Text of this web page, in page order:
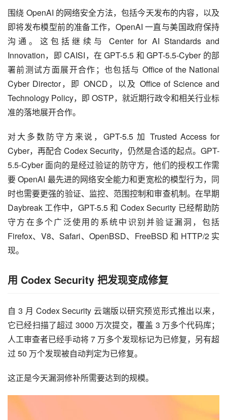
围绕 OpenAI 的网络安全方法，包括今天发布的内容，以及
即将发布模型前的准备工作，OpenAI 一直与美国政府保持
沟通。这包括继续与 Center for AI Standards and
Innovation，即 CAISI，在 GPT-5.5 和 GPT-5.5-Cyber 的部
署前测试方面展开合作；也包括与 Office of the National
Cyber Director，即 ONCD，以及 Office of Science and
Technology Policy，即 OSTP，就近期行政令和相关行业标
准的落地展开合作。
对大多数防守方来说，GPT-5.5 加 Trusted Access for
Cyber，再配合 Codex Security，仍然是合适的起点。GPT-
5.5-Cyber 面向的是经过验证的防守方，他们的授权工作需
要 OpenAI 最先进的网络安全能力和更宽松的模型行为，同
时也需要更强的验证、监控、范围控制和审查机制。在早期
Daybreak 工作中，GPT-5.5 和 Codex Security 已经帮助防
守方在多个广泛使用的系统中识别并验证漏洞，包括
Firefox、V8、Safari、OpenBSD、FreeBSD 和 HTTP/2 实
现。
用 Codex Security 把发现变成修复
自 3 月 Codex Security 云端版以研究预览形式推出以来，
它已经扫描了超过 3000 万次提交，覆盖 3 万多个代码库；
人工审查者已经手动将 7 万多个发现标记为已修复，另有超
过 50 万个发现被自动判定为已修复。
这正是今天漏洞修补所需要达到的规模。